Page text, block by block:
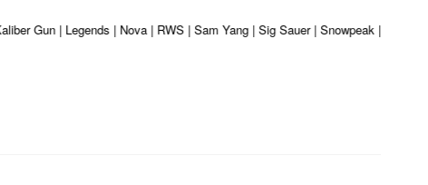
Gun | Legends | Nova | RWS | Sam Yang | Sig Sauer | Snowpeak |